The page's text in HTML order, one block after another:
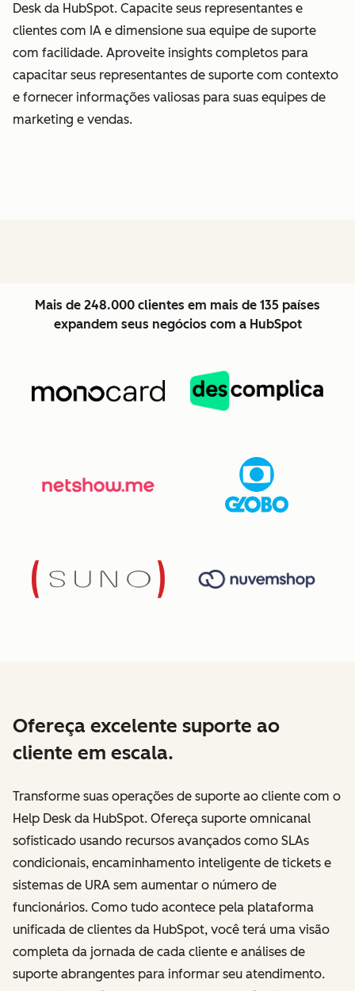
Desk da HubSpot. Capacite seus representantes e
clientes com IA e dimensione sua equipe de suporte
com facilidade. Aproveite insights completos para
capacitar seus representantes de suporte com contexto
e fornecer informações valiosas para suas equipes de
marketing e vendas.
Mais de 248.000 clientes em mais de 135 países
expandem seus negócios com a HubSpot
Ofereça excelente suporte ao
cliente em escala.
Transforme suas operações de suporte ao cliente com o
Help Desk da HubSpot. Ofereça suporte omnicanal
sofisticado usando recursos avançados como SLAs
condicionais, encaminhamento inteligente de tickets e
sistemas de URA sem aumentar o número de
funcionários. Como tudo acontece pela plataforma
unificada de clientes da HubSpot, você terá uma visão
completa da jornada de cada cliente e análises de
suporte abrangentes para informar seu atendimento.